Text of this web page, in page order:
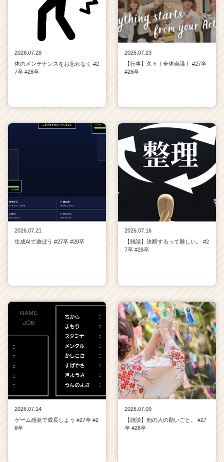
2026.07.28
体のメンテナンスをお忘れなく #2
7卒 #28卒
2026.07.23
【行事】久々！全体会議！ #27卒
#28卒
2026.07.21
生成AIで遊ぼう #27卒 #28卒
2026.07.16
【雑談】決断するって難しい。 #2
7卒 #28卒
2026.07.14
ゲーム感覚で成長しよう #27卒 #2
8卒
2026.07.09
【雑談】他の人の願いごと。 #27
卒 #28卒